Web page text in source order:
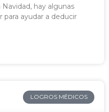
hay algunas
para ayudar a deducir
LOGROS MÉDICOS